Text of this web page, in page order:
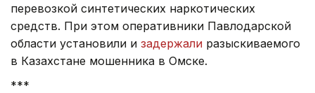
перевозкой синтетических наркотических
средств. При этом оперативники Павлодарской
области установили и задержали разыскиваемого
в Казахстане мошенника в Омске.
***